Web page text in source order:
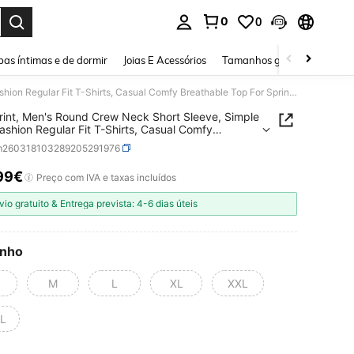
0 0
íntimas e de dormir Joias E Acessórios Tamanhos grandes
Bear Print, Men's Round Crew Neck Short Sleeve, Simple Tees Fashion Regular Fit T-Shirts, Casual Comfy Breathable Top For Spring Summer Holiday Leisure Vacation Men's Clothing As Gift Tee For Adult, Men, Women, Teen, Teenager, Adolescent, Youth
Men's Round Crew Neck Short Sleeve, Simple
Regular Fit T-Shirts, Casual Comfy
Top For Spring Summer Holiday Leisure
Men's Clothing As Gift Tee For Adult, Men,
Teen, Teenager, Adolescent, Youth
AND AVAILABILITY
Preço com IVA e taxas incluídos
gratuito & Entrega prevista: 4-6 dias úteis
M L XL XXL